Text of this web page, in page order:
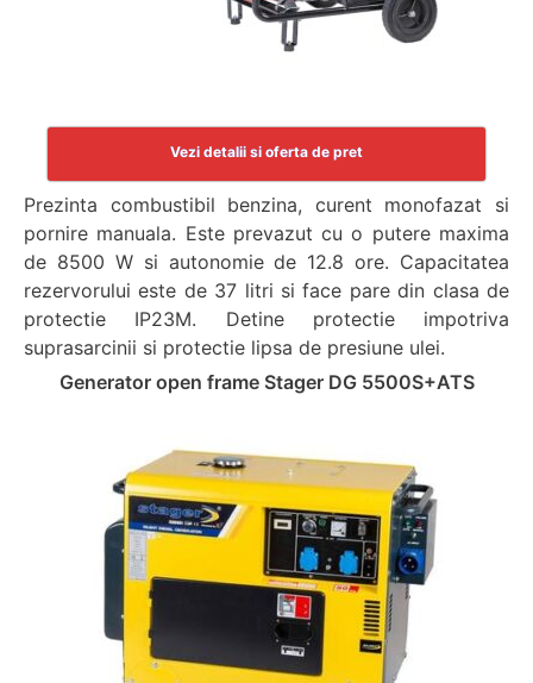
Vezi detalii si oferta de pret
Prezinta combustibil benzina, curent monofazat si
pornire manuala. Este prevazut cu o putere maxima
de 8500 W si autonomie de 12.8 ore. Capacitatea
rezervorului este de 37 litri si face pare din clasa de
protectie IP23M. Detine protectie impotriva
suprasarcinii si protectie lipsa de presiune ulei.
Generator open frame Stager DG 5500S+ATS